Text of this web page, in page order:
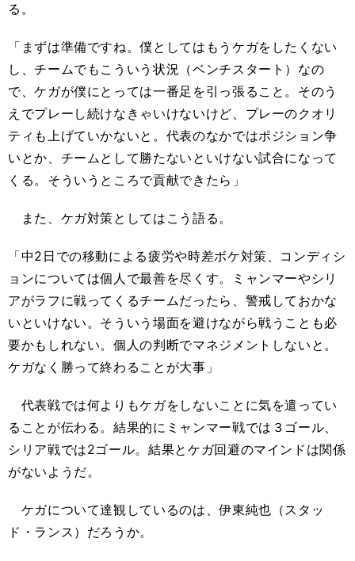
る。
「まずは準備ですね。僕としてはもうケガをしたくない
し、チームでもこういう状況（ベンチスタート）なの
で、ケガが僕にとっては一番足を引っ張ること。そのう
えでプレーし続けなきゃいけないけど、プレーのクオリ
ティも上げていかないと。代表のなかではポジション争
いとか、チームとして勝たないといけない試合になって
くる。そういうところで貢献できたら」
また、ケガ対策としてはこう語る。
「中2日での移動による疲労や時差ボケ対策、コンディシ
ョンについては個人で最善を尽くす。ミャンマーやシリ
アがラフに戦ってくるチームだったら、警戒しておかな
いといけない。そういう場面を避けながら戦うことも必
要かもしれない。個人の判断でマネジメントしないと。
ケガなく勝って終わることが大事」
代表戦では何よりもケガをしないことに気を遣ってい
ることが伝わる。結果的にミャンマー戦では３ゴール、
シリア戦では2ゴール。結果とケガ回避のマインドは関係
がないようだ。
ケガについて達観しているのは、伊東純也（スタッ
ド・ランス）だろうか。